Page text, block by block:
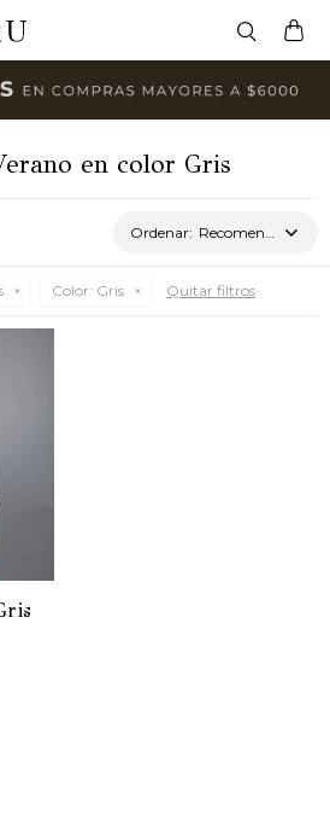
en color Gris
Recomendados
Color: Gris Quitar filtros